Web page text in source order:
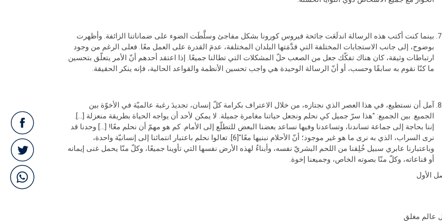
بينما كنت أكتب هذه الرسالة اندلَعَت جائحة فيروس كورونا بشكل مفاجئ وسلَّطَت الضوء على ضماناتنا الزائفة. وأظهرت
بوضوح، إلى جانب الاستجابات المختلفة التي قدَّمَتها البلدان المختلفة، عدمَ القدرة على العمل معًا. فعلى الرغم من وجود
ارتباطات وثيقة، كان هناك تفكّك جعل من الصعب حلّ المشكلات التي تطالنا جميعًا. إذا اعتقد أحدهم أنّ الأمر يتعلّق بتحسين
ما كنّا نقوم به سابقًا وحسب، أو أنّ الرسالة الوحيدة هي واجب تحسين الأنظمة والقواعد الحالية، فإنه ينكر الحقيقة.
آمل أن نستطيع، في هذا العصر الذي نجتازه، من خلال الاعتراف بكرامة كلّ إنسان، تجديدَ رغبة عالميّة في الأخوّة بين
الجميع. بين الجميع: "هذا سرّ جميل كي نحلم ونجعل حياتنا مغامرة جميلة. لا يمكن لأحد أن يواجه الحياة بطريقة منعزلة [...].
إننا بحاجة إلى جماعة تساندنا، وتساعدنا وفيها نساعد بعضنا البعض للتطلّع إلى الأمام. كم هو مهمّ أن نحلم معًا! [...] وحدنا قد
نرى السراب، الذي به نرى ما هو غير موجود؛ أنّ الأحلام نبنيها معًا"[6]. تعالوا نحلم باعتبار انتمائنا إلى إنسانيّة واحدة،
وباعتبارنا عابري سبيل خُلِقنا من اللحم البشريّ نفسه، وأبناءٌ لهذه الأرض نفسها التي تأوينا جميعًا، وكلّ منّا يحمل غنى إيمانه
أو قناعاته، وكلّ منّا بصوته الخاص، وجميعنا إخوة.
الأول
عالم مغلق